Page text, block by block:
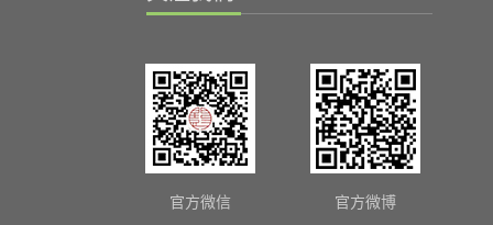
官方微信 官方微博